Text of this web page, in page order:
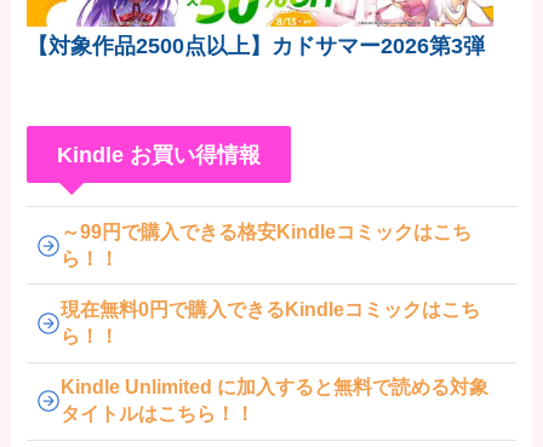
【対象作品2500点以上】カドサマー2026第3弾
Kindle お買い得情報
～99円で購入できる格安Kindleコミックはこち
ら！！
現在無料0円で購入できるKindleコミックはこち
ら！！
Kindle Unlimited に加入すると無料で読める対象
タイトルはこちら！！